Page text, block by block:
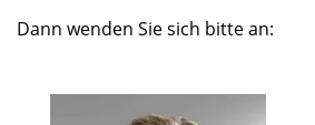
Dann wenden Sie sich bitte an: